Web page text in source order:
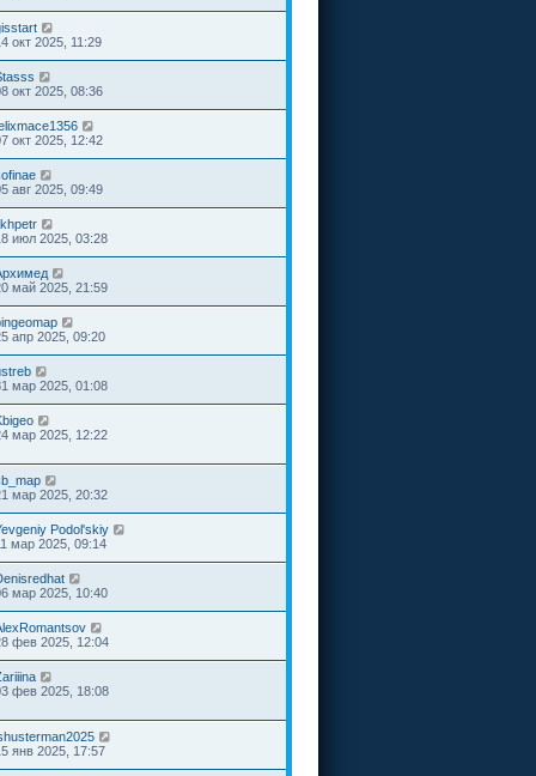
окт 2025, 11:29
окт 2025, 08:36
окт 2025, 12:42
авг 2025, 09:49
июл 2025, 03:28
май 2025, 21:59
апр 2025, 09:20
мар 2025, 01:08
мар 2025, 12:22
мар 2025, 20:32
Podol'skiy
мар 2025, 09:14
мар 2025, 10:40
фев 2025, 12:04
фев 2025, 18:08
янв 2025, 17:57